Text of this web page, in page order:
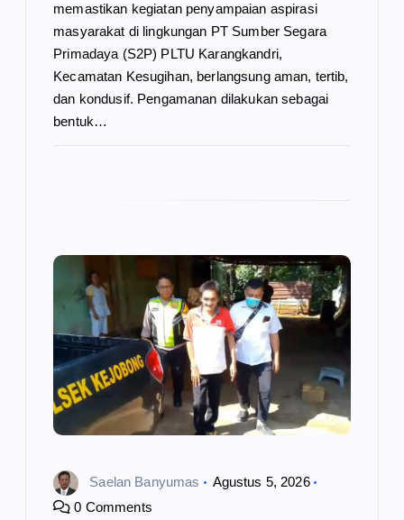
memastikan kegiatan penyampaian aspirasi
masyarakat di lingkungan PT Sumber Segara
Primadaya (S2P) PLTU Karangkandri,
Kecamatan Kesugihan, berlangsung aman, tertib,
dan kondusif. Pengamanan dilakukan sebagai
bentuk…
Saelan Banyumas
Agustus 5, 2026
0 Comments